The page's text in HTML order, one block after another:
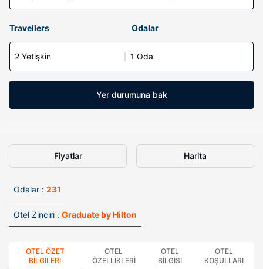
Travellers Odalar
2 Yetişkin 1 Oda
Yer durumuna bak
Fiyatlar Harita
Odalar : 231
Otel Zinciri : Graduate by Hilton
OTEL ÖZET
BILGILERI
OTEL
ÖZELLIKLERI
OTEL
BILGISI
OTEL
KOŞULLARI